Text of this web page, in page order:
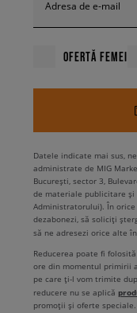
Adresa de e-mail
OFERTĂ FEMEI
Datele indicate mai sus,
administrate de MIG
București, sector 3,
de materiale publicitare
Administratorului). În
dezabonezi, să soliciți
să ne adresezi orice alte
Reducerea poate fi
ore din momentul primirii
pe care ți-l vom trimite
reducere nu se aplică
promoții și oferte